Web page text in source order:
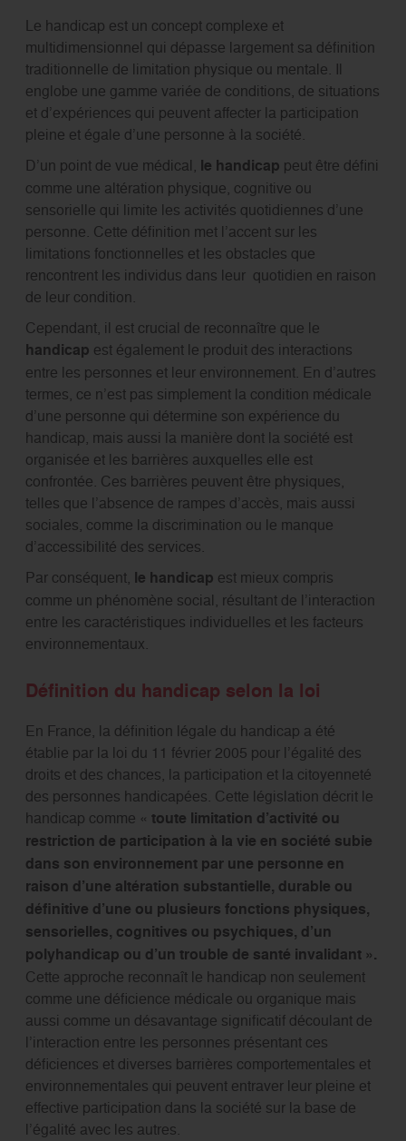
Le handicap est un concept complexe et
multidimensionnel qui dépasse largement sa définition
traditionnelle de limitation physique ou mentale. Il
englobe une gamme variée de conditions, de situations
et d’expériences qui peuvent affecter la participation
pleine et égale d’une personne à la société.
D’un point de vue médical, le handicap peut être défini
comme une altération physique, cognitive ou
sensorielle qui limite les activités quotidiennes d’une
personne. Cette définition met l’accent sur les
limitations fonctionnelles et les obstacles que
rencontrent les individus dans leur quotidien en raison
de leur condition.
Cependant, il est crucial de reconnaître que le
handicap est également le produit des interactions
entre les personnes et leur environnement. En d’autres
termes, ce n’est pas simplement la condition médicale
d’une personne qui détermine son expérience du
handicap, mais aussi la manière dont la société est
organisée et les barrières auxquelles elle est
confrontée. Ces barrières peuvent être physiques,
telles que l’absence de rampes d’accès, mais aussi
sociales, comme la discrimination ou le manque
d’accessibilité des services.
Par conséquent, le handicap est mieux compris
comme un phénomène social, résultant de l’interaction
entre les caractéristiques individuelles et les facteurs
environnementaux.
Définition du handicap selon la loi
En France, la définition légale du handicap a été
établie par la loi du 11 février 2005 pour l’égalité des
droits et des chances, la participation et la citoyenneté
des personnes handicapées. Cette législation décrit le
handicap comme « toute limitation d’activité ou
restriction de participation à la vie en société subie
dans son environnement par une personne en
raison d’une altération substantielle, durable ou
définitive d’une ou plusieurs fonctions physiques,
sensorielles, cognitives ou psychiques, d’un
polyhandicap ou d’un trouble de santé invalidant ».
Cette approche reconnaît le handicap non seulement
comme une déficience médicale ou organique mais
aussi comme un désavantage significatif découlant de
l’interaction entre les personnes présentant ces
déficiences et diverses barrières comportementales et
environnementales qui peuvent entraver leur pleine et
effective participation dans la société sur la base de
l’égalité avec les autres.